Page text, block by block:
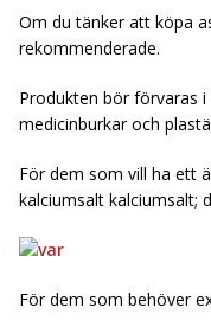
Om du tänker att köpa
rekommenderade.
Produkten bör förvaras
medicinburkar och
För dem som vill ha ett
kalciumsalt kalciumsalt;
För dem som behöver